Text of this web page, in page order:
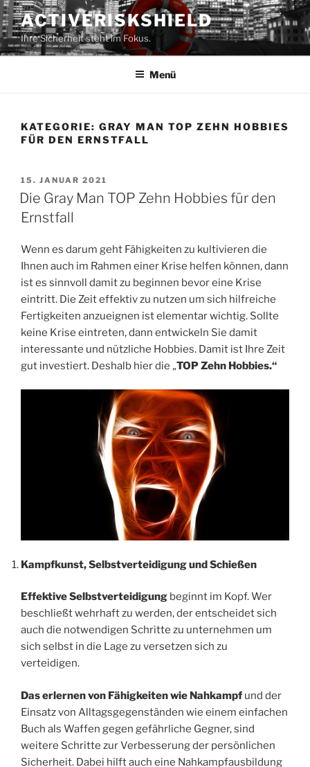
Zum
Inhalt
springen
ACTIVERISKSHIELD
Ihre Sicherheit steht im Fokus.
Menü
KATEGORIE: GRAY MAN TOP ZEHN HOBBIES
FÜR DEN ERNSTFALL
VERÖFFENTLICHT
AM
15. JANUAR 2021
Die Gray Man TOP Zehn Hobbies für den
Ernstfall
Wenn es darum geht Fähigkeiten zu kultivieren die
Ihnen auch im Rahmen einer Krise helfen können, dann
ist es sinnvoll damit zu beginnen bevor eine Krise
eintritt. Die Zeit effektiv zu nutzen um sich hilfreiche
Fertigkeiten anzueignen ist elementar wichtig. Sollte
keine Krise eintreten, dann entwickeln Sie damit
interessante und nützliche Hobbies. Damit ist Ihre Zeit
gut investiert. Deshalb hier die „TOP Zehn Hobbies.“
Kampfkunst, Selbstverteidigung und Schießen
Effektive Selbstverteidigung beginnt im Kopf. Wer
beschließt wehrhaft zu werden, der entscheidet sich
auch die notwendigen Schritte zu unternehmen um
sich selbst in die Lage zu versetzen sich zu
verteidigen.
Das erlernen von Fähigkeiten wie Nahkampf und der
Einsatz von Alltagsgegenständen wie einem einfachen
Buch als Waffen gegen gefährliche Gegner, sind
weitere Schritte zur Verbesserung der persönlichen
Sicherheit. Dabei hilft auch eine Nahkampfausbildung